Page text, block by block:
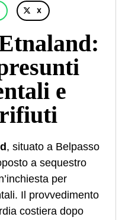
X
e
rifiuti
, situato a Belpasso
a sequestro
per
Il provvedimento
costiera dopo